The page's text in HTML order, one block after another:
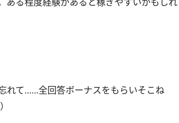
れて……全回答ボーナスをもらいそこね